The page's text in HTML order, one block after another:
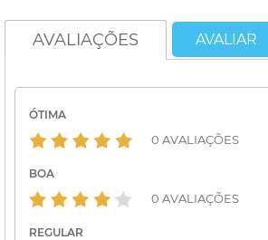
AVALIAÇÕES AVALIAR
ÓTIMA
0 AVALIAÇÕES
BOA
0 AVALIAÇÕES
REGULAR